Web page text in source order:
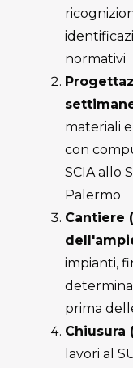
normativi
materiali
con
SCIA allo
Palermo
Cantiere
impianti,
prima
Chiusura
lavori al